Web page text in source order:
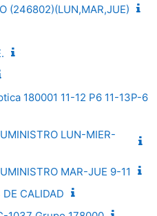
(246802)(LUN,MAR,JUE)
180001 11-12 P6 11-13P-6
LUN-MIER-
MAR-JUE 9-11
CALIDAD